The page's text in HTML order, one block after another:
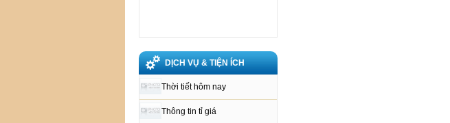
DỊCH VỤ & TIỆN ÍCH
Thời tiết hôm nay
Thông tin tỉ giá